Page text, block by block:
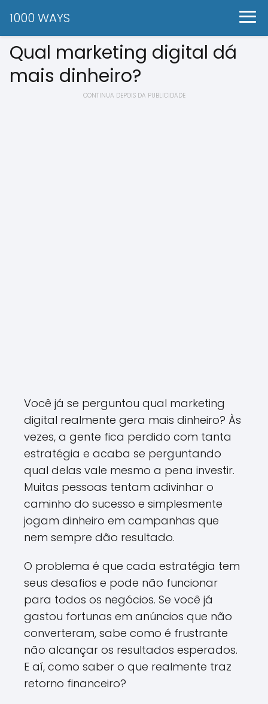
1000 WAYS
Qual marketing digital dá
mais dinheiro?
CONTINUA DEPOIS DA PUBLICIDADE
Você já se perguntou qual marketing
digital realmente gera mais dinheiro? Às
vezes, a gente fica perdido com tanta
estratégia e acaba se perguntando
qual delas vale mesmo a pena investir.
Muitas pessoas tentam adivinhar o
caminho do sucesso e simplesmente
jogam dinheiro em campanhas que
nem sempre dão resultado.
O problema é que cada estratégia tem
seus desafios e pode não funcionar
para todos os negócios. Se você já
gastou fortunas em anúncios que não
converteram, sabe como é frustrante
não alcançar os resultados esperados.
E aí, como saber o que realmente traz
retorno financeiro?